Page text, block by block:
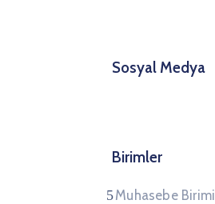
Sosyal Medya
Birimler
Muhasebe Birimi